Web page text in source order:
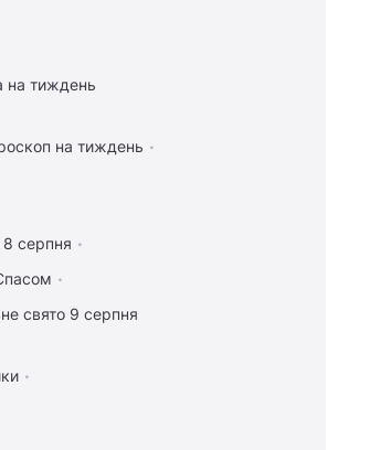
на тиждень
на тиждень
серпня
свято 9 серпня